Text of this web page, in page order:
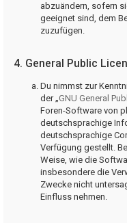
abzuändern, sofern
geeignet sind, dem
zuzufügen.
4. General Public
Du nimmst zur
der „GNU General
Foren-Software von
deutschsprachige
deutschsprachige
Verfügung gestellt.
Weise, wie die
insbesondere die
Zwecke nicht
Einfluss nehmen.